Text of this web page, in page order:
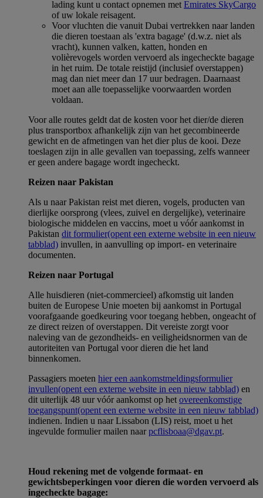
lading kunt u contact opnemen met Emirates SkyCargo
of uw lokale reisagent.
Voor vluchten die vanuit Dubai vertrekken naar landen
die dieren toestaan als 'extra bagage' (d.w.z. niet als
vracht), kunnen valken, katten, honden en
volièrevogels worden vervoerd als ingecheckte bagage
in het ruim. De totale reistijd (inclusief overstappen)
mag dan niet meer dan 17 uur bedragen. Daarnaast
moet aan alle toepasselijke voorwaarden worden
voldaan.
Voor alle routes geldt dat de kosten voor het dier/de dieren
plus transportbox afhankelijk zijn van het gecombineerde
gewicht en de afmetingen van het dier plus de kooi. Deze
toeslagen zijn in alle gevallen van toepassing, zelfs wanneer
er geen andere bagage wordt ingecheckt.
Reizen naar Pakistan
Als u naar Pakistan reist met dieren, vogels, producten van
dierlijke oorsprong (vlees, zuivel en dergelijke), veterinaire
biologische middelen en vaccins, moet u vóór aankomst in
Pakistan dit formulier(opent een externe website in een nieuw
tabblad) invullen, in aanvulling op import- en veterinaire
documenten.
Reizen naar Portugal
Alle huisdieren (niet-commercieel) afkomstig uit landen
buiten de Europese Unie moeten bij aankomst in Portugal
voorafgaande goedkeuring voor toegang hebben, ongeacht of
ze direct reizen of overstappen. Dit vereiste zorgt voor
naleving van de gezondheids- en veiligheidsnormen van de
autoriteiten van Portugal voor dieren die het land
binnenkomen.
Passagiers moeten hier een aankomstmeldingsformulier
invullen(opent een externe website in een nieuw tabblad) en
dit uiterlijk 48 uur vóór aankomst op het overeenkomstige
toegangspunt(opent een externe website in een nieuw tabblad)
indienen. Indien u naar Lissabon (LIS) reist, moet u het
ingevulde formulier mailen naarpcflisboaa@dgav.pt.
Houd rekening met de volgende formaat- en
gewichtsbeperkingen voor dieren die worden vervoerd als
ingecheckte bagage: